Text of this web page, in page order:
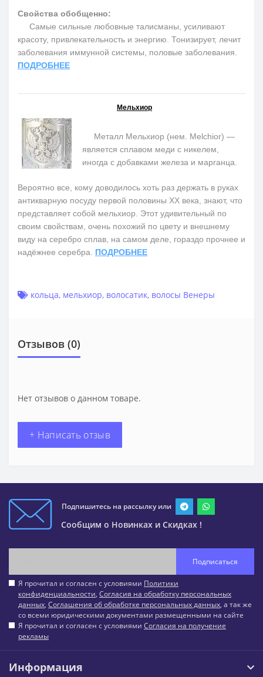
Свойства обобщенно:
Самые сильные любовные талисманы, усиливают
красоту, привлекательность и энергию. Тонизирует, лечит
заболевания иммунной системы, половые заболевания.
ПОДРОБНЕЕ
Мельхиор
Металл Мельхиор (нем. Melchior) —
является сплавом меди с никелем,
иногда с добавками железа и марганца.
Вероятно все, кому доводилось хоть раз держать в руках
антикварную посуду первой половины ХХ века, знают, что
представляет собой мельхиор. Этот удивительный по
своим свойствам, очень похожий по цвету и внешнему
виду на серебро сплав, на самом деле, гораздо прочнее и
надёжнее серебра. ПОДРОБНЕЕ
кольца, мельхиор, волосатик, волосы Венеры
Отзывов (0)
Нет отзывов о данном товаре.
+ Написать отзыв
Подпишитесь на рассылку или
Сообщим о Новинках и Скидках !
Подписаться
Я прочитал и согласен с условиями Политики
конфиденциальности, Согласия на обработку персональных
данных, Соглашения об обработке персональных данных, а так же
со всеми юридическими документами размещенными на сайте
Я прочитал и согласен с условиями Согласия на получение
рекламы
Информация